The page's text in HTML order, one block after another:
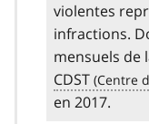
violentes
infractions.
mensuels de
CDST
en 2017.